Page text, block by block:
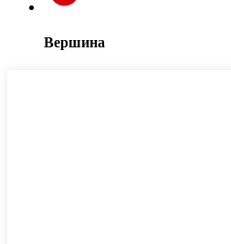
Вершина